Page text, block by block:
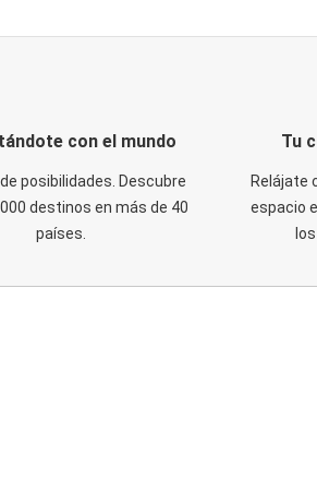
con el mundo
posibilidades. Descubre
destinos en más de 40
países.
Tu
Relájate
espacio